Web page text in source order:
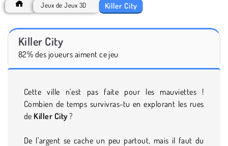
Jeux de Jeux 3D Killer City
Killer City
82% des joueurs aiment ce jeu
Cette ville n’est pas faite pour les mauviettes !
Combien de temps survivras-tu en explorant les rues
de Killer City ?
De l’argent se cache un peu partout, mais il faut du